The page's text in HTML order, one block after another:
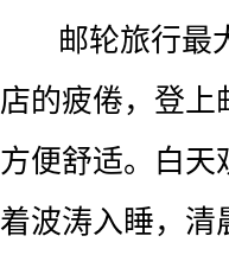
邮轮旅行最大
店的疲倦，登上
方便舒适。白天
着波涛入睡，清